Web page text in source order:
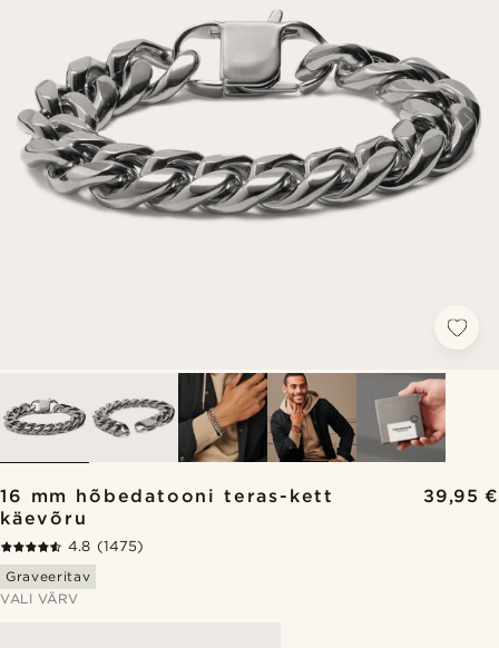
16 mm hõbedatooni teras-kett
käevõru
39,95 €
4.8 (1475)
Graveeritav
VALI VÄRV